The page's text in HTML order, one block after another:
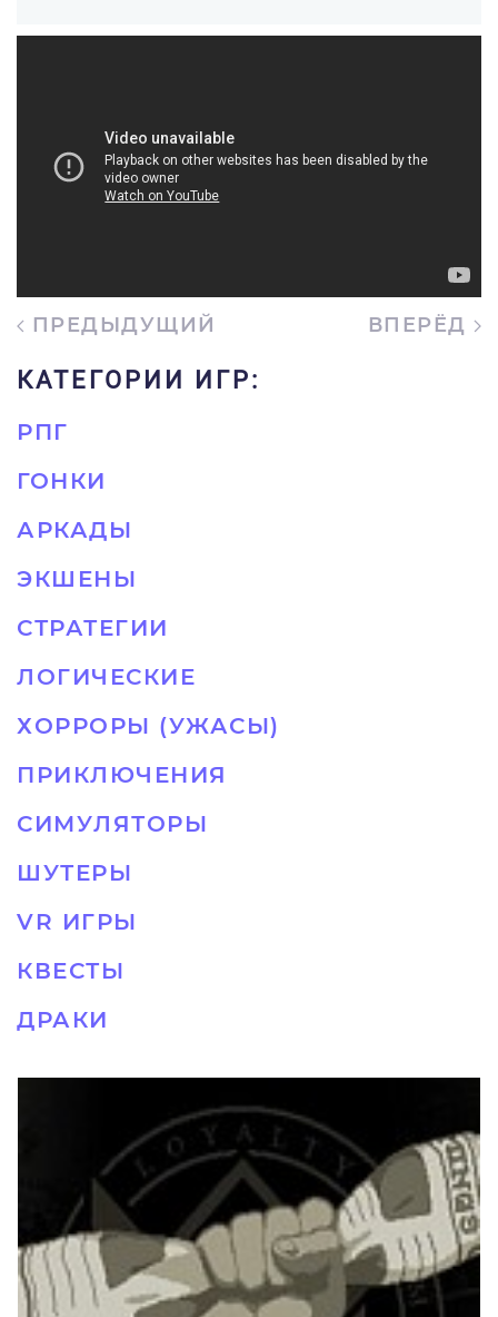
ПРЕДЫДУЩИЙ ВПЕРЁД
КАТЕГОРИИ ИГР:
РПГ
ГОНКИ
АРКАДЫ
ЭКШЕНЫ
СТРАТЕГИИ
ЛОГИЧЕСКИЕ
ХОРРОРЫ (УЖАСЫ)
ПРИКЛЮЧЕНИЯ
СИМУЛЯТОРЫ
ШУТЕРЫ
VR ИГРЫ
КВЕСТЫ
ДРАКИ